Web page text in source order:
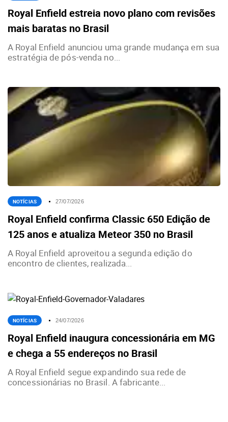
Royal Enfield estreia novo plano com revisões
mais baratas no Brasil
A Royal Enfield anunciou uma grande mudança em sua
estratégia de pós-venda no...
NOTÍCIAS 27/07/2026
Royal Enfield confirma Classic 650 Edição de
125 anos e atualiza Meteor 350 no Brasil
A Royal Enfield aproveitou a segunda edição do
encontro de clientes, realizada...
NOTÍCIAS 24/07/2026
Royal Enfield inaugura concessionária em MG
e chega a 55 endereços no Brasil
A Royal Enfield segue expandindo sua rede de
concessionárias no Brasil. A fabricante...